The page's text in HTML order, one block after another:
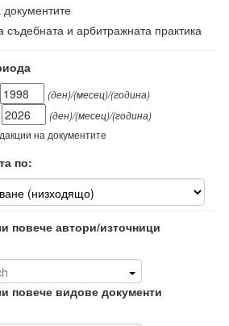
документите
съдебната и арбитражната практика
(ден)/(месец)/(година)
(ден)/(месец)/(година)
и в стари редакции на документите
по:
повече автори/източници
повече видове документи